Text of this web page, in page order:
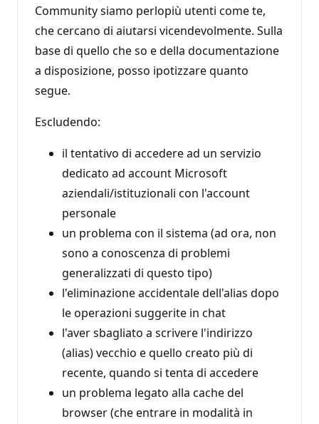
Community siamo perlopiù utenti come te,
che cercano di aiutarsi vicendevolmente. Sulla
base di quello che so e della documentazione
a disposizione, posso ipotizzare quanto
segue.
Escludendo:
il tentativo di accedere ad un servizio
dedicato ad account Microsoft
aziendali/istituzionali con l'account
personale
un problema con il sistema (ad ora, non
sono a conoscenza di problemi
generalizzati di questo tipo)
l'eliminazione accidentale dell'alias dopo
le operazioni suggerite in chat
l'aver sbagliato a scrivere l'indirizzo
(alias) vecchio e quello creato più di
recente, quando si tenta di accedere
un problema legato alla cache del
browser (che entrare in modalità in